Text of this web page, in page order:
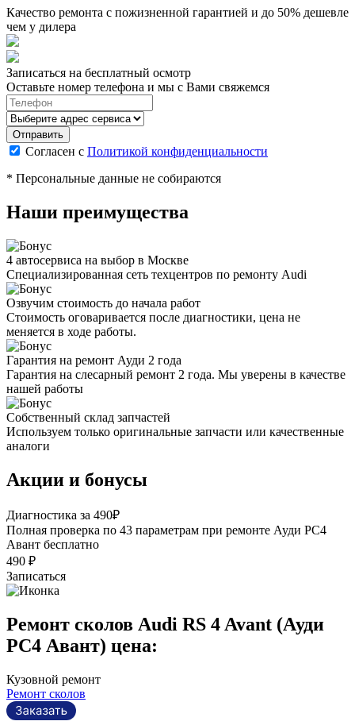
Качество ремонта с пожизненной гарантией и до 50% дешевле
чем у дилера
Записаться на бесплатный осмотр
Оставьте номер телефона и мы с Вами свяжемся
Согласен с Политикой конфиденциальности
* Персональные данные не собираются
Наши преимущества
4 автосервиса на выбор в Москве
Специализированная сеть техцентров по ремонту Audi
Озвучим стоимость до начала работ
Стоимость оговаривается после диагностики, цена не
меняется в ходе работы.
Гарантия на ремонт Ауди 2 года
Гарантия на слесарный ремонт 2 года. Мы уверены в качестве
нашей работы
Собственный склад запчастей
Используем только оригинальные запчасти или качественные
аналоги
Акции и бонусы
Диагностика за 490₽
Полная проверка по 43 параметрам при ремонте Ауди РС4
Авант бесплатно
490 ₽
Записаться
Ремонт сколов Audi RS 4 Avant (Ауди
РС4 Авант) цена:
Кузовной ремонт
Ремонт сколов